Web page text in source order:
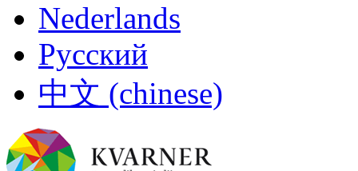
Nederlands
Русский
中文 (chinese)